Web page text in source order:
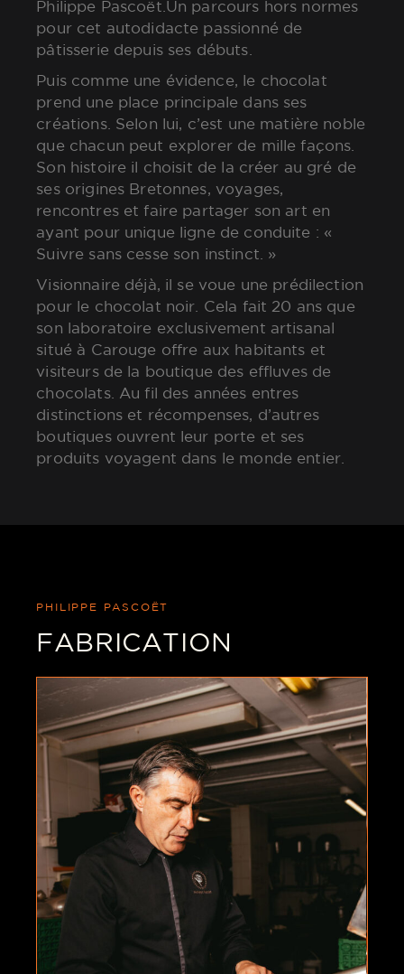
Philippe Pascoët.Un parcours hors normes
pour cet autodidacte passionné de
pâtisserie depuis ses débuts.
Puis comme une évidence, le chocolat
prend une place principale dans ses
créations. Selon lui, c’est une matière noble
que chacun peut explorer de mille façons.
Son histoire il choisit de la créer au gré de
ses origines Bretonnes, voyages,
rencontres et faire partager son art en
ayant pour unique ligne de conduite : «
Suivre sans cesse son instinct. »
Visionnaire déjà, il se voue une prédilection
pour le chocolat noir. Cela fait 20 ans que
son laboratoire exclusivement artisanal
situé à Carouge offre aux habitants et
visiteurs de la boutique des effluves de
chocolats. Au fil des années entres
distinctions et récompenses, d’autres
boutiques ouvrent leur porte et ses
produits voyagent dans le monde entier.
PHILIPPE PASCOËT
FABRICATION